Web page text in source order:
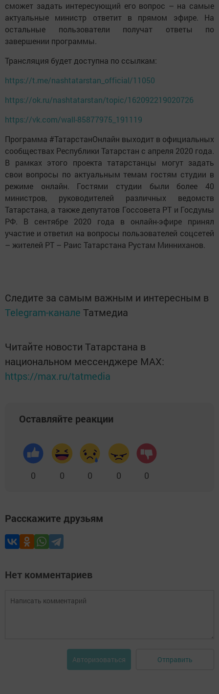
сможет задать интересующий его вопрос – на самые
актуальные министр ответит в прямом эфире. На
остальные пользователи получат ответы по
завершении программы.
Трансляция будет доступна по ссылкам:
https://t.me/nashtatarstan_official/11050
https://ok.ru/nashtatarstan/topic/162092219020726
https://vk.com/wall-85877975_191119
Программа #ТатарстанОнлайн выходит в официальных
сообществах Республики Татарстан с апреля 2020 года.
В рамках этого проекта татарстанцы могут задать
свои вопросы по актуальным темам гостям студии в
режиме онлайн. Гостями студии были более 40
министров, руководителей различных ведомств
Татарстана, а также депутатов Госсовета РТ и Госдумы
РФ. В сентябре 2020 года в онлайн-эфире принял
участие и ответил на вопросы пользователей соцсетей
– жителей РТ – Раис Татарстана Рустам Минниханов.
Следите за самым важным и интересным в
Telegram-канале Татмедиа
Читайте новости Татарстана в
национальном мессенджере MАХ:
https://max.ru/tatmedia
Оставляйте реакции
0 0 0 0 0
Расскажите друзьям
Нет комментариев
Авторизоваться Отправить